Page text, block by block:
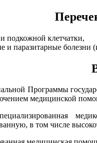
подкожной клетчатки,
и паразитарные болезни
Программы
медицинской
в том числе